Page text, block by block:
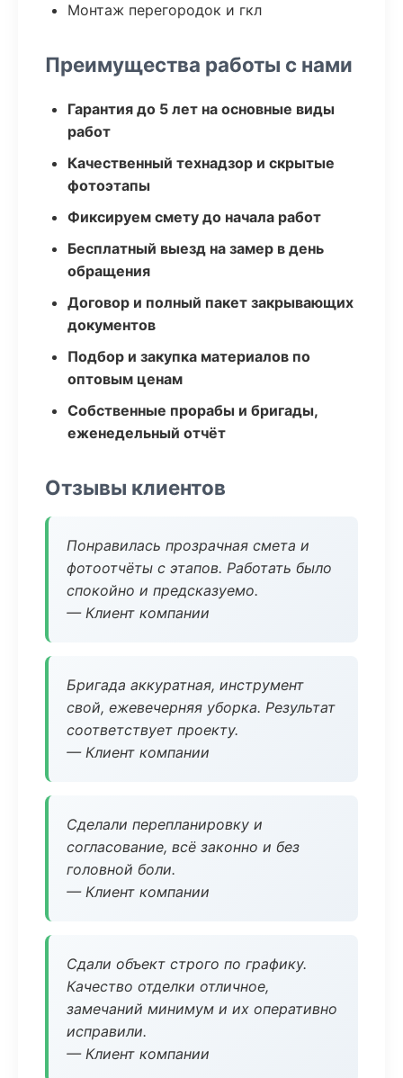
Монтаж перегородок и гкл
Преимущества работы с нами
Гарантия до 5 лет на основные виды
работ
Качественный технадзор и скрытые
фотоэтапы
Фиксируем смету до начала работ
Бесплатный выезд на замер в день
обращения
Договор и полный пакет закрывающих
документов
Подбор и закупка материалов по
оптовым ценам
Собственные прорабы и бригады,
еженедельный отчёт
Отзывы клиентов
Понравилась прозрачная смета и
фотоотчёты с этапов. Работать было
спокойно и предсказуемо.
— Клиент компании
Бригада аккуратная, инструмент
свой, ежевечерняя уборка. Результат
соответствует проекту.
— Клиент компании
Сделали перепланировку и
согласование, всё законно и без
головной боли.
— Клиент компании
Сдали объект строго по графику.
Качество отделки отличное,
замечаний минимум и их оперативно
исправили.
— Клиент компании